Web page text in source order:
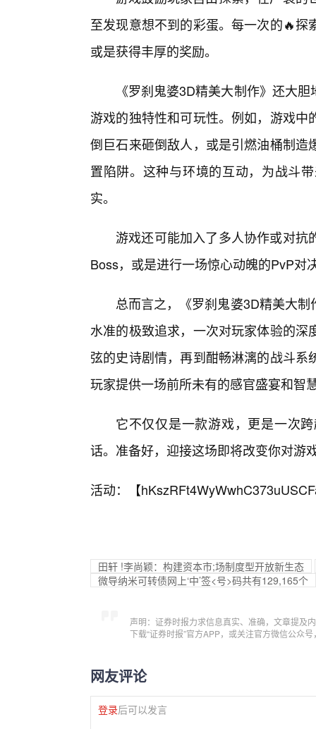
至发现意想不到的彩蛋。每一次的🔥
或是获得丰厚的奖励。
《罗刹鬼婆3D精美大制作》还大
游戏的独特性和可玩性。例如，游戏
倒巨石来砸倒敌人，或是引燃油桶制
置陷阱。这种与环境的互动，为战斗
实。
游戏还可能加入了多人协作或对抗
Boss，或是进行一场惊心动魄的PvP对
总而言之，《罗刹鬼婆3D精美大
水准的极致追求，一次对玩家体验的
弦的史诗剧情，再到酣畅淋漓的战斗
玩家提供一场前所未有的感官盛宴和智
它不仅仅是一款游戏，更是一次
话。准备好，迎接这场即将改变你对游
活动：【
田轩 !李尚颖：构建资本市;场制度型开放新生态
微导纳米可转债网上‘中’签<号>码共有129,165个
声明：证券时报力求信息真实、准确，文章提及
下载“证券时报”官方APP，或关注官方微信公众
网友评论
登录后可以发言